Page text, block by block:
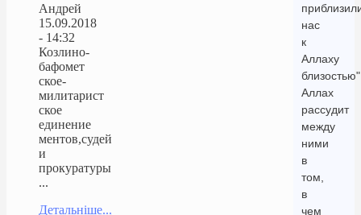
нас
к
Аллаху
Аллах
рассудит
между
ними
в
том,
в
чем
Андрей
15.09.2018
- 14:32
Козлино-
бафомет
ское-
милитарист
ское
единение
ментов,судей
и
прокуратуры
...
Детальніше...